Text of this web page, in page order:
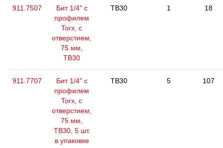
911.7507
Бит 1/4" с
профилем
Torx, с
отверстием,
75 мм,
ТВ30
TB30 1 18
911.7707
Бит 1/4" с
профилем
Torx, с
отверстием,
75 мм,
ТВ30, 5 шт.
в упаковке
TB30 5 107